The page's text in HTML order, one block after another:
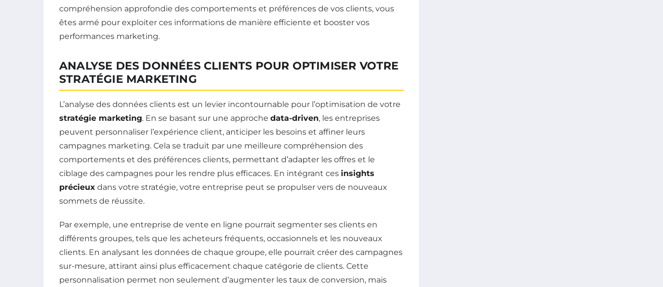
compréhension approfondie des comportements et préférences de vos clients, vous
êtes armé pour exploiter ces informations de manière efficiente et booster vos
performances marketing.
ANALYSE DES DONNÉES CLIENTS POUR OPTIMISER VOTRE
STRATÉGIE MARKETING
L’analyse des données clients est un levier incontournable pour l’optimisation de votre
stratégie marketing. En se basant sur une approche data-driven, les entreprises
peuvent personnaliser l’expérience client, anticiper les besoins et affiner leurs
campagnes marketing. Cela se traduit par une meilleure compréhension des
comportements et des préférences clients, permettant d’adapter les offres et le
ciblage des campagnes pour les rendre plus efficaces. En intégrant ces insights
précieux dans votre stratégie, votre entreprise peut se propulser vers de nouveaux
sommets de réussite.
Par exemple, une entreprise de vente en ligne pourrait segmenter ses clients en
différents groupes, tels que les acheteurs fréquents, occasionnels et les nouveaux
clients. En analysant les données de chaque groupe, elle pourrait créer des campagnes
sur-mesure, attirant ainsi plus efficacement chaque catégorie de clients. Cette
personnalisation permet non seulement d’augmenter les taux de conversion, mais